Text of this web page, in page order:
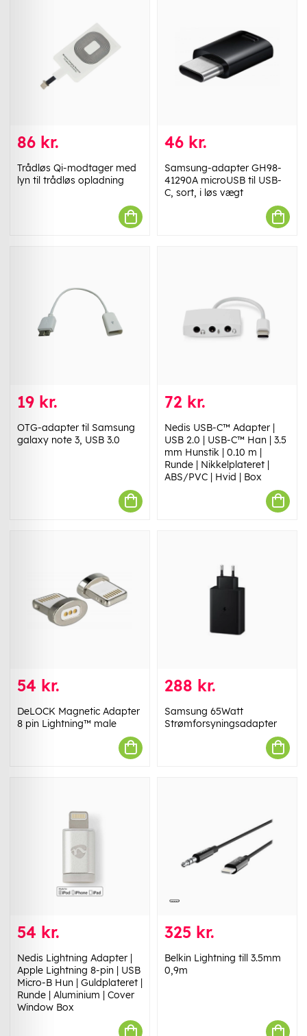
86 kr.
Trådløs Qi-modtager med
lyn til trådløs opladning
46 kr.
Samsung-adapter GH98-
41290A microUSB til USB-
C, sort, i løs vægt
19 kr.
OTG-adapter til Samsung
galaxy note 3, USB 3.0
72 kr.
Nedis USB-C™ Adapter |
USB 2.0 | USB-C™ Han | 3.5
mm Hunstik | 0.10 m |
Runde | Nikkelplateret |
ABS/PVC | Hvid | Box
54 kr.
DeLOCK Magnetic Adapter
8 pin Lightning™ male
288 kr.
Samsung 65Watt
Strømforsyningsadapter
54 kr.
Nedis Lightning Adapter |
Apple Lightning 8-pin | USB
Micro-B Hun | Guldplateret |
Runde | Aluminium | Cover
Window Box
325 kr.
Belkin Lightning till 3.5mm
0,9m